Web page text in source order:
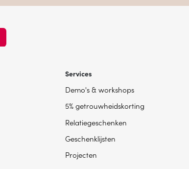
Services
Demo's & workshops
5% getrouwheidskorting
Relatiegeschenken
Geschenklijsten
Projecten